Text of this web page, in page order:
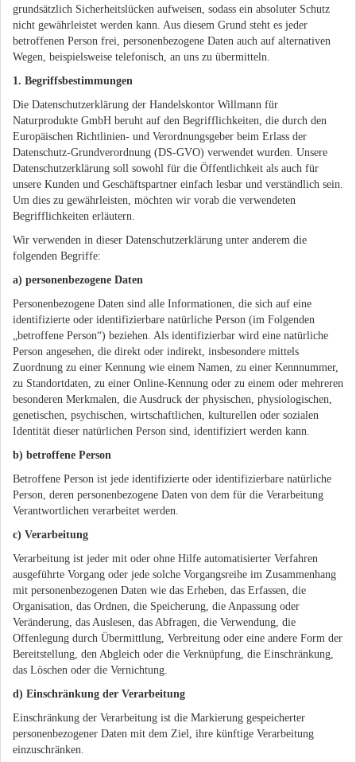
grundsätzlich Sicherheitslücken aufweisen, sodass ein absoluter Schutz
nicht gewährleistet werden kann. Aus diesem Grund steht es jeder
betroffenen Person frei, personenbezogene Daten auch auf alternativen
Wegen, beispielsweise telefonisch, an uns zu übermitteln.
1. Begriffsbestimmungen
Die Datenschutzerklärung der Handelskontor Willmann für
Naturprodukte GmbH beruht auf den Begrifflichkeiten, die durch den
Europäischen Richtlinien- und Verordnungsgeber beim Erlass der
Datenschutz-Grundverordnung (DS-GVO) verwendet wurden. Unsere
Datenschutzerklärung soll sowohl für die Öffentlichkeit als auch für
unsere Kunden und Geschäftspartner einfach lesbar und verständlich sein.
Um dies zu gewährleisten, möchten wir vorab die verwendeten
Begrifflichkeiten erläutern.
Wir verwenden in dieser Datenschutzerklärung unter anderem die
folgenden Begriffe:
a) personenbezogene Daten
Personenbezogene Daten sind alle Informationen, die sich auf eine
identifizierte oder identifizierbare natürliche Person (im Folgenden
„betroffene Person“) beziehen. Als identifizierbar wird eine natürliche
Person angesehen, die direkt oder indirekt, insbesondere mittels
Zuordnung zu einer Kennung wie einem Namen, zu einer Kennnummer,
zu Standortdaten, zu einer Online-Kennung oder zu einem oder mehreren
besonderen Merkmalen, die Ausdruck der physischen, physiologischen,
genetischen, psychischen, wirtschaftlichen, kulturellen oder sozialen
Identität dieser natürlichen Person sind, identifiziert werden kann.
b) betroffene Person
Betroffene Person ist jede identifizierte oder identifizierbare natürliche
Person, deren personenbezogene Daten von dem für die Verarbeitung
Verantwortlichen verarbeitet werden.
c) Verarbeitung
Verarbeitung ist jeder mit oder ohne Hilfe automatisierter Verfahren
ausgeführte Vorgang oder jede solche Vorgangsreihe im Zusammenhang
mit personenbezogenen Daten wie das Erheben, das Erfassen, die
Organisation, das Ordnen, die Speicherung, die Anpassung oder
Veränderung, das Auslesen, das Abfragen, die Verwendung, die
Offenlegung durch Übermittlung, Verbreitung oder eine andere Form der
Bereitstellung, den Abgleich oder die Verknüpfung, die Einschränkung,
das Löschen oder die Vernichtung.
d) Einschränkung der Verarbeitung
Einschränkung der Verarbeitung ist die Markierung gespeicherter
personenbezogener Daten mit dem Ziel, ihre künftige Verarbeitung
einzuschränken.